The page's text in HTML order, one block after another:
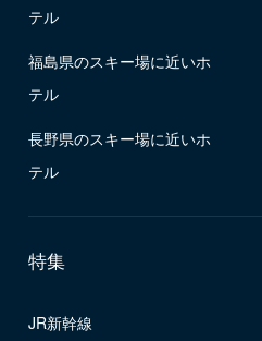
テル
福島県のスキー場に近いホ
テル
長野県のスキー場に近いホ
テル
特集
JR新幹線